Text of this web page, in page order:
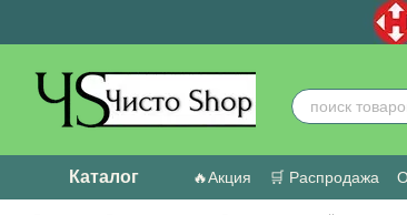
Каталог 🔥Акция 🛒 Распродажа
Пользовательское